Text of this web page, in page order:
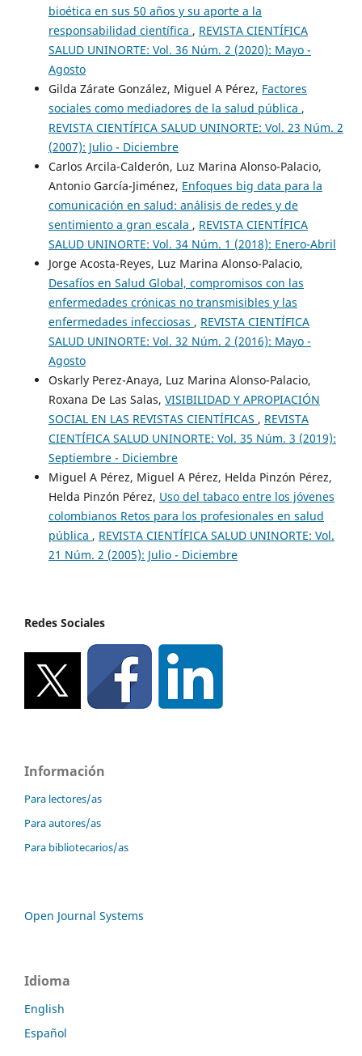
bioética en sus 50 años y su aporte a la
responsabilidad científica , REVISTA CIENTÍFICA
SALUD UNINORTE: Vol. 36 Núm. 2 (2020): Mayo -
Agosto
Gilda Zárate González, Miguel A Pérez, Factores
sociales como mediadores de la salud pública ,
REVISTA CIENTÍFICA SALUD UNINORTE: Vol. 23 Núm. 2
(2007): Julio - Diciembre
Carlos Arcila-Calderón, Luz Marina Alonso-Palacio,
Antonio García-Jiménez, Enfoques big data para la
comunicación en salud: análisis de redes y de
sentimiento a gran escala , REVISTA CIENTÍFICA
SALUD UNINORTE: Vol. 34 Núm. 1 (2018): Enero-Abril
Jorge Acosta-Reyes, Luz Marina Alonso-Palacio,
Desafíos en Salud Global, compromisos con las
enfermedades crónicas no transmisibles y las
enfermedades infecciosas , REVISTA CIENTÍFICA
SALUD UNINORTE: Vol. 32 Núm. 2 (2016): Mayo -
Agosto
Oskarly Perez-Anaya, Luz Marina Alonso-Palacio,
Roxana De Las Salas, VISIBILIDAD Y APROPIACIÓN
SOCIAL EN LAS REVISTAS CIENTÍFICAS , REVISTA
CIENTÍFICA SALUD UNINORTE: Vol. 35 Núm. 3 (2019):
Septiembre - Diciembre
Miguel A Pérez, Miguel A Pérez, Helda Pinzón Pérez,
Helda Pinzón Pérez, Uso del tabaco entre los jóvenes
colombianos Retos para los profesionales en salud
pública , REVISTA CIENTÍFICA SALUD UNINORTE: Vol.
21 Núm. 2 (2005): Julio - Diciembre
Redes Sociales
Información
Para lectores/as
Para autores/as
Para bibliotecarios/as
Open Journal Systems
Idioma
English
Español